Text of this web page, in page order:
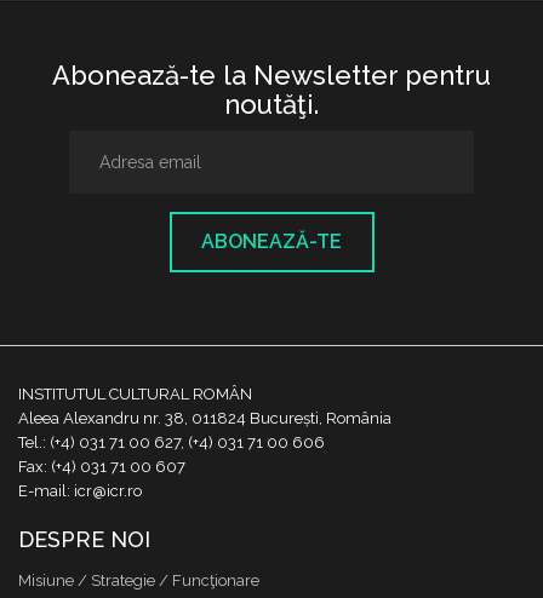
Abonează-te la Newsletter pentru
noutăţi.
ABONEAZĂ-TE
INSTITUTUL CULTURAL ROMÂN
Aleea Alexandru nr. 38, 011824 București, România
Tel.: (+4) 031 71 00 627, (+4) 031 71 00 606
Fax: (+4) 031 71 00 607
E-mail: icr@icr.ro
DESPRE NOI
Misiune / Strategie / Funcţionare